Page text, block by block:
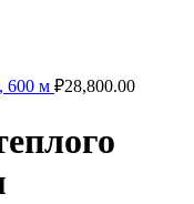
600 м ₽28,800.00